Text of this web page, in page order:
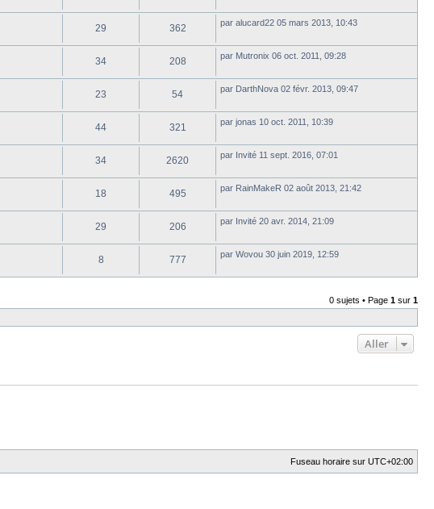
29 362 par alucard22 05 mars 2013, 10:43
34 208 par Mutronix 06 oct. 2011, 09:28
23 54 par DarthNova 02 févr. 2013, 09:47
44 321 par jonas 10 oct. 2011, 10:39
34 2620 par Invité 11 sept. 2016, 07:01
18 495 par RainMakeR 02 août 2013, 21:42
29 206 par Invité 20 avr. 2014, 21:09
8 777 par Wovou 30 juin 2019, 12:59
0 sujets • Page 1 sur 1
Aller
Fuseau horaire sur UTC+02:00